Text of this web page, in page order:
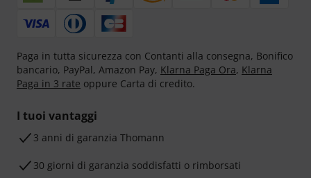
Paga in tutta sicurezza con Contanti alla consegna, Bonifico
bancario, PayPal, Amazon Pay, Klarna Paga Ora, Klarna
Paga in 3 rate oppure Carta di credito.
I tuoi vantaggi
3 anni di garanzia Thomann
30 giorni di garanzia soddisfatti o rimborsati